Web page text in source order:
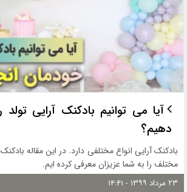
آیا می توانیم بادکنک آرایی تولد
دهیم؟
بادکنک آرایی انواع مختلفی دارد. در این مقاله
مختلف را به شما عزیزان معرفی کرده ایم.
۲۳ مرداد ۱۳۹۹ - ۱۴:۴۱